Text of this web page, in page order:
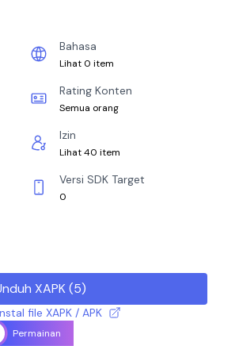
Bahasa
Lihat 0 item
Rating Konten
Semua orang
Izin
Lihat 40 item
Versi SDK Target
0
XAPK(5)
file XAPK / APK
Permainan